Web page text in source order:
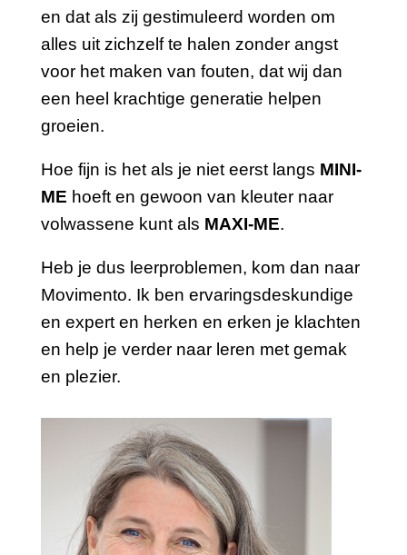
en dat als zij gestimuleerd worden om
alles uit zichzelf te halen zonder angst
voor het maken van fouten, dat wij dan
een heel krachtige generatie helpen
groeien.
Hoe fijn is het als je niet eerst langs MINI-
ME hoeft en gewoon van kleuter naar
volwassene kunt als MAXI-ME.
Heb je dus leerproblemen, kom dan naar
Movimento. Ik ben ervaringsdeskundige
en expert en herken en erken je klachten
en help je verder naar leren met gemak
en plezier.